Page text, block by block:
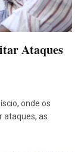
Ataques
onde os
ataques, as